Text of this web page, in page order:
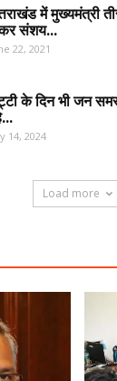
में मुख्यमंत्री
संशय...
22, 2021
के दिन भी जन
14, 2024
Load more